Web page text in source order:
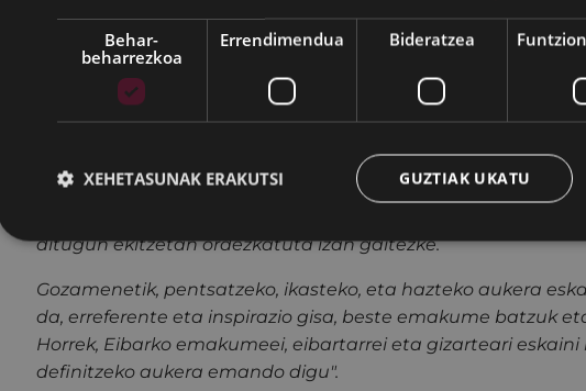
aurkezpena antolatu dute.
"Garapenerako Lankidetzaren Euskal Agentziaren
honetan parte hartzea nahi dugu, elkarte gisa indartzeko
ditugun ekitzetan ordezkatuta izan gaitezke.
Gozamenetik, pentsatzeko, ikasteko, eta hazteko aukera
da, erreferente eta inspirazio gisa, beste emakume batzuk
Horrek, Eibarko emakumeei, eibartarrei eta gizarteari
definitzeko aukera emando digu".
Behar-
beharrezkoa
Errendimendua Bideratzea
GUZTIAK UKATU
XEHETASUNAK ERAKUTSI